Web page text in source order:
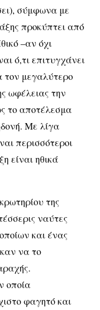
σύμφωνα με
προκύπτει από
–αν όχι
ό,τι επιτυγχάνει
τον μεγαλύτερο
ωφέλειας την
το αποτέλεσμα
Με λίγα
περισσότεροι
είναι ηθικά
της
ναύτες
και ένας
να το
οποία
φαγητό και